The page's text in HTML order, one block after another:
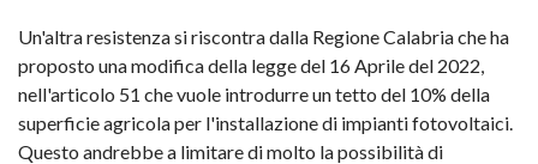
Un'altra resistenza si riscontra dalla Regione Calabria che ha
proposto una modifica della legge del 16 Aprile del 2022,
nell'articolo 51 che vuole introdurre un tetto del 10% della
superficie agricola per l'installazione di impianti fotovoltaici.
Questo andrebbe a limitare di molto la possibilità di